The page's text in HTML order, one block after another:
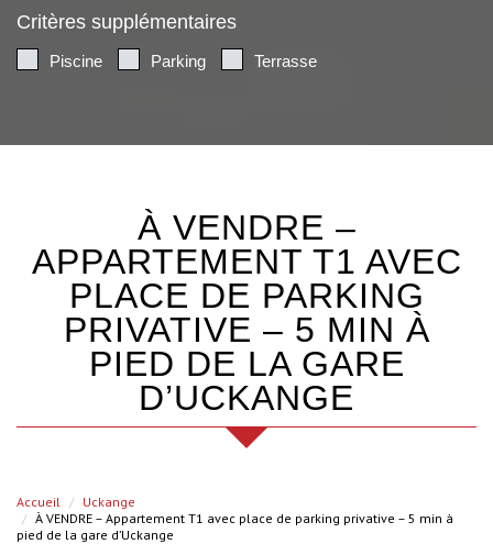
Critères supplémentaires
Piscine Parking Terrasse
À VENDRE –
APPARTEMENT T1 AVEC
PLACE DE PARKING
PRIVATIVE – 5 MIN À
PIED DE LA GARE
D’UCKANGE
Accueil
Uckange
À VENDRE – Appartement T1 avec place de parking privative – 5 min à
pied de la gare d’Uckange